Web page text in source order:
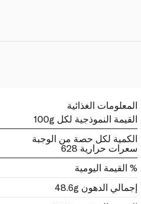
المعلومات الغذائية
القيمة النموذجية لكل 100g
الكمية لكل حصة من الوجبة
سعرات حرارية 628
% القيمة اليومية
إجمالي الدهون 48.6g